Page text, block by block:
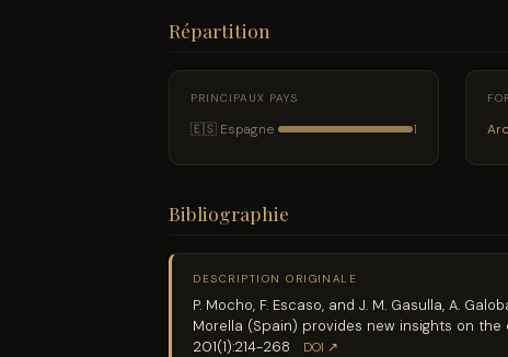
Répartition
PRINCIPAUX PAYS
🇪🇸 Espagne 1
Bibliographie
DESCRIPTION ORIGINALE
P. Mocho, F. Escaso, and J. M. Gasulla, A.
Morella (Spain) provides new insights on
201(1):214-268
DOI ↗